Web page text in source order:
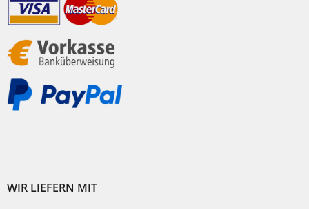
WIR LIEFERN MIT